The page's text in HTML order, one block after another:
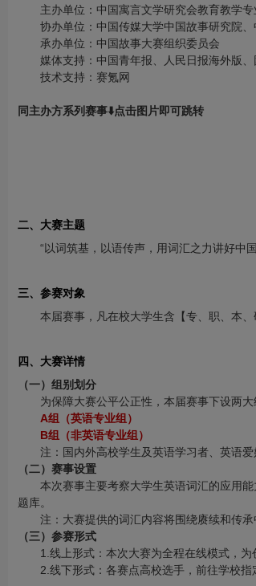
主办单位：中国寓言文学研究会教育教学专
协办单位：中国传媒大学中国故事研究院
承办单位：中国故事大赛组织委员会
媒体支持：中国青年报、人民日报海外版
技术支持：赛氪网
同主办方系列赛事⬇️点击图片即可跳转
二、大赛主题
“以词筑基，以语传声，用词汇之力讲好中
三、参赛对象
本届赛事，凡在校大学生含【专、职、本
四、大赛详情
（一）组别划分
为保障大赛公平公正性，本届赛事下设两大
A组（英语专业组）
B组（非英语专业组）
注：国内外高校学生及英语学习者、英语
（二）赛事设置
本次赛事主要考察大学生英语词汇的应用
题库。
注：大赛提供的词汇内容将围绕赓续和传
（三）参赛形式
1.线上形式：本次大赛为全程在线模式，
2.线下形式：各赛点高校选手，前往学校指